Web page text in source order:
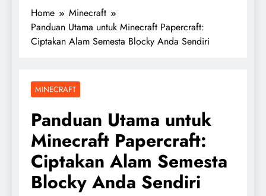
Home
Minecraft
Panduan Utama untuk Minecraft Papercraft:
Ciptakan Alam Semesta Blocky Anda Sendiri
MINECRAFT
Panduan Utama untuk
Minecraft Papercraft:
Ciptakan Alam Semesta
Blocky Anda Sendiri